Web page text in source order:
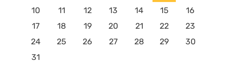
10
11 12 13 14 15
16
17
18 19 20 21 22
23
24
25 26 27 28 29
30
31